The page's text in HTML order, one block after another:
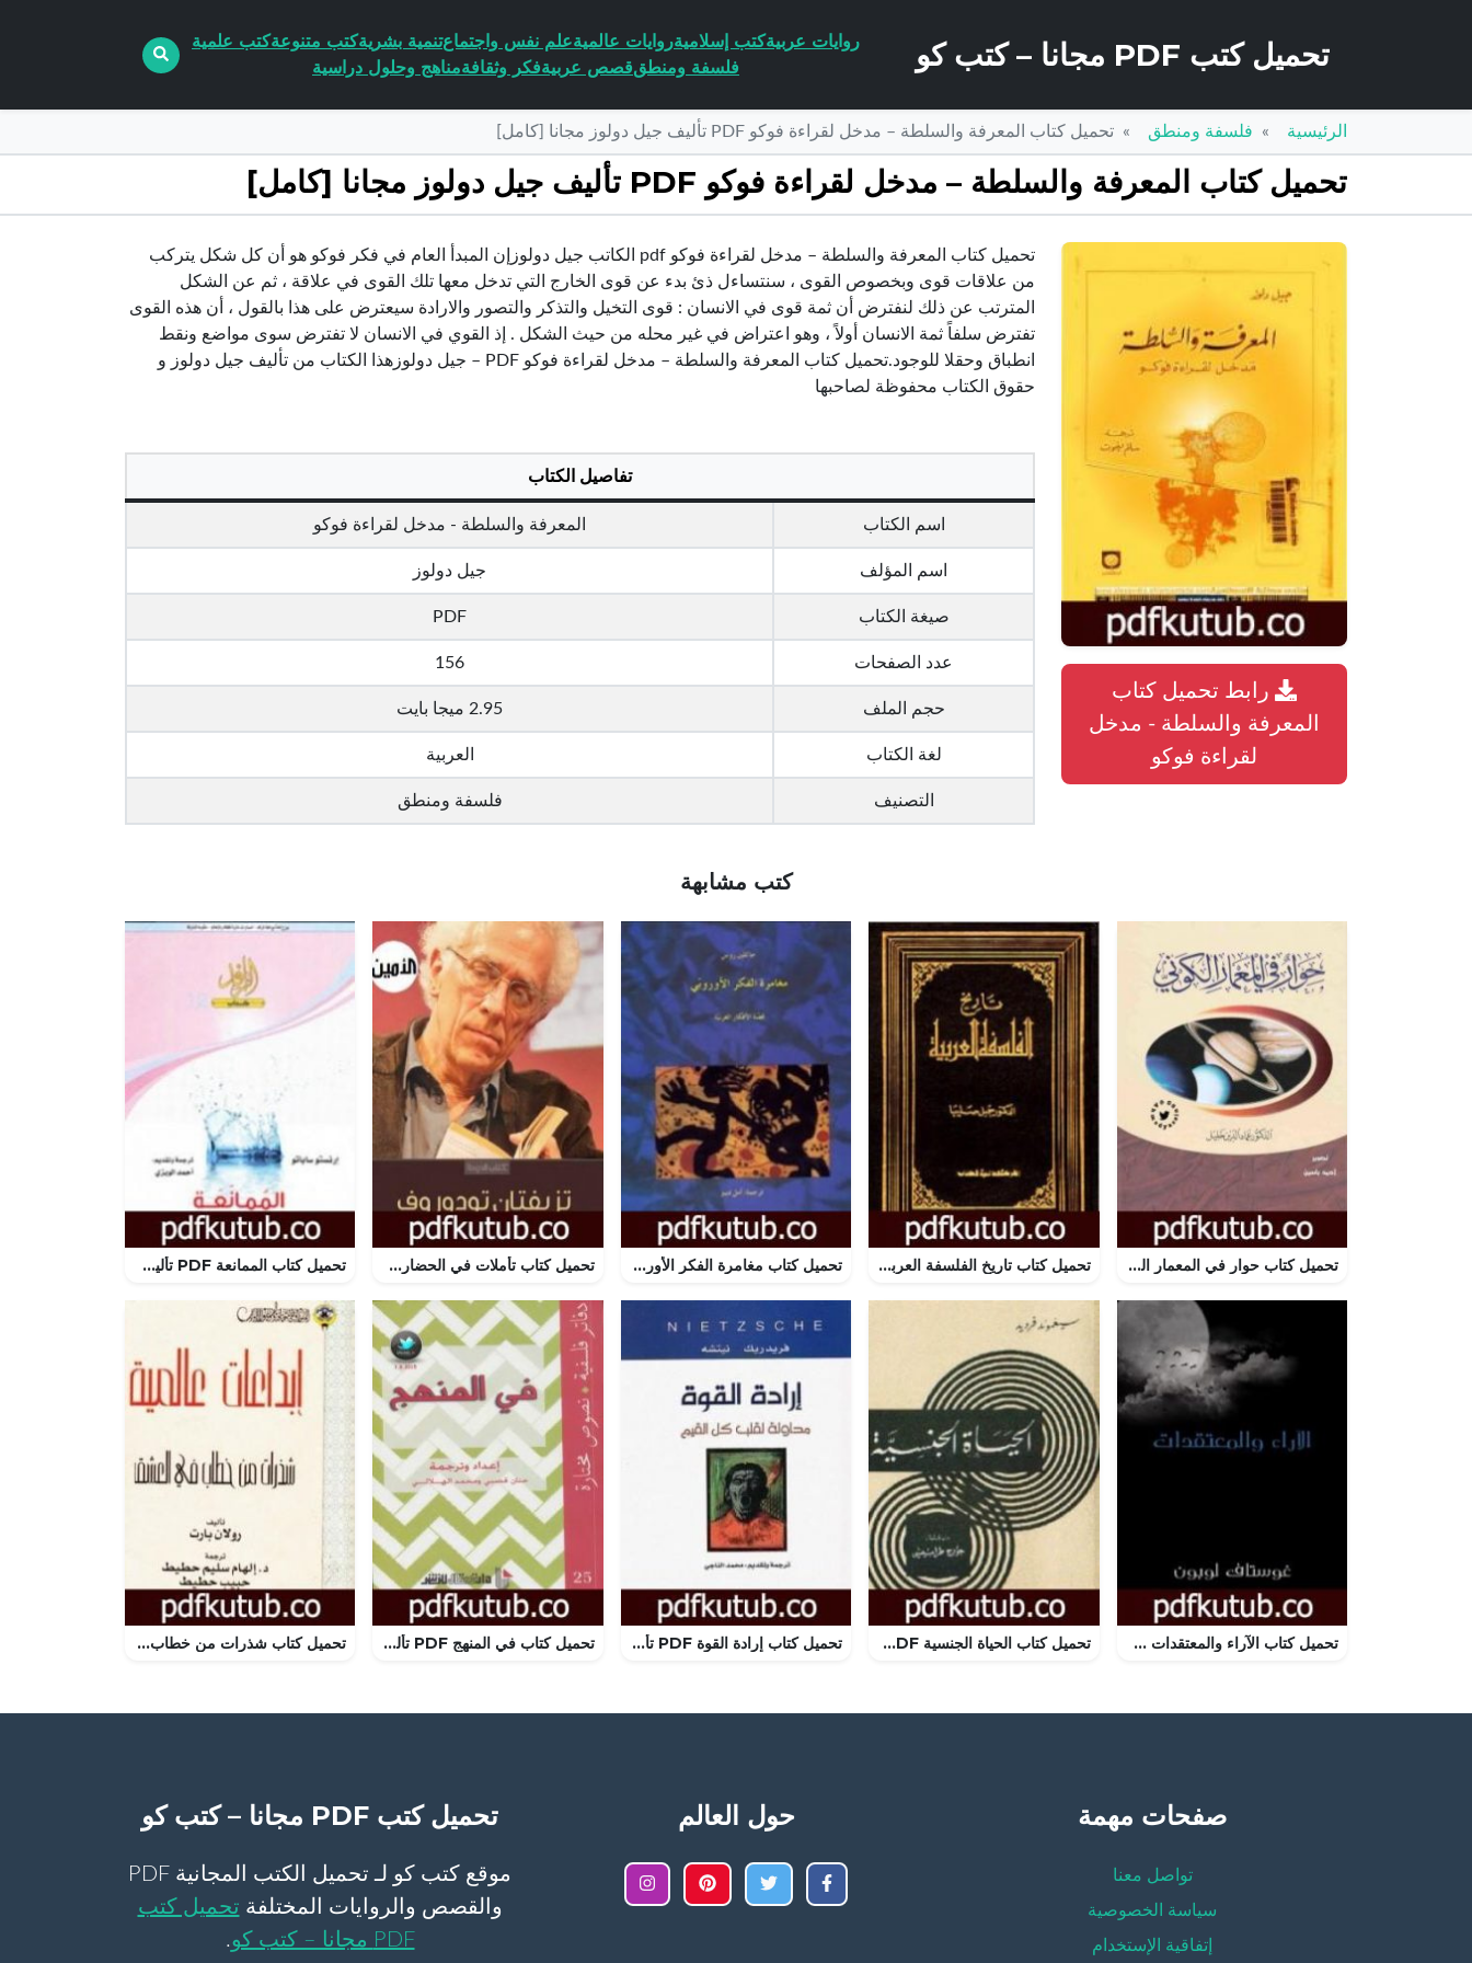
تحميل كتب PDF مجانا – كتب كو روايات عربيةكتب إسلاميةروايات عالميةعلم نفس واجتماعتنمية بشريةكتب متنوعةكتب علمية
فلسفة ومنطققصص عربيةفكر وثقافةمناهج وحلول دراسية
الرئيسية فلسفة ومنطق تحميل كتاب المعرفة والسلطة – مدخل لقراءة فوكو PDF تأليف جيل دولوز مجانا [كامل]
تحميل كتاب المعرفة والسلطة – مدخل لقراءة فوكو PDF تأليف جيل دولوز مجانا [كامل]
رابط تحميل كتاب
المعرفة والسلطة - مدخل
لقراءة فوكو
تحميل كتاب المعرفة والسلطة – مدخل لقراءة فوكو pdf الكاتب جيل دولوزإن المبدأ العام في فكر فوكو هو أن كل شكل يتركب
من علاقات قوى وبخصوص القوى ، سنتساءل ذئ بدء عن قوى الخارج التي تدخل معها تلك القوى في علاقة ، ثم عن الشكل
المترتب عن ذلك لنفترض أن ثمة قوى في الانسان : قوى التخيل والتذكر والتصور والارادة سيعترض على هذا بالقول ، أن هذه القوى
تفترض سلفاً ثمة الانسان أولاً ، وهو اعتراض في غير محله من حيث الشكل . إذ القوي في الانسان لا تفترض سوى مواضع ونقط
انطباق وحقلا للوجود.تحميل كتاب المعرفة والسلطة – مدخل لقراءة فوكو PDF – جيل دولوزهذا الكتاب من تأليف جيل دولوز و
حقوق الكتاب محفوظة لصاحبها
تفاصيل الكتاب
اسم الكتاب المعرفة والسلطة - مدخل لقراءة فوكو
اسم المؤلف جيل دولوز
صيغة الكتاب PDF
عدد الصفحات 156
حجم الملف 2.95 ميجا بايت
لغة الكتاب العربية
التصنيف فلسفة ومنطق
كتب مشابهة
تحميل كتاب حوار في المعمار الكوني – نسخة أخرى PDF تأليف عماد الدين خليل مجانا [كامل] تحميل كتاب تاريخ الفلسفة العربية PDF تأليف جميل صليبا مجانا [كامل] تحميل كتاب مغامرة الفكر الأوروبي PDF تأليف جاكلين روز مجانا [كامل] تحميل كتاب تأملات في الحضارة والديمقراطية والغيرية PDF تأليف تزفيتان تودوروف مجانا [كامل] تحميل كتاب الممانعة PDF تأليف إرنستو ساباتو مجانا [كامل]
تحميل كتاب الآراء والمعتقدات PDF تأليف غوستاف لوبون مجانا [كامل] تحميل كتاب الحياة الجنسية PDF تأليف سيغموند فرويد مجانا [كامل] تحميل كتاب إرادة القوة PDF تأليف فريدريك نيتشه مجانا [كامل] تحميل كتاب في المنهج PDF تأليف حنان قصبي مجانا [كامل] تحميل كتاب شذرات من خطاب في العشق PDF تأليف رولان بارت مجانا [كامل]
صفحات مهمة
تواصل معنا
سياسة الخصوصية
إتفاقية الإستخدام
حول العالم تحميل كتب PDF مجانا – كتب كو
موقع كتب كو لـ تحميل الكتب المجانية PDF
والقصص والروايات المختلفة تحميل كتب
PDF مجانا – كتب كو
.